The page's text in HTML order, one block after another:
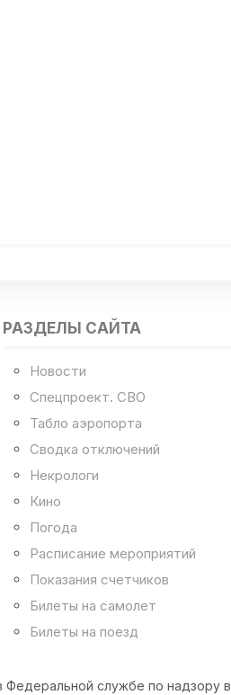
РАЗДЕЛЫ САЙТА
Новости
Спецпроект. СВО
Табло аэропорта
Сводка отключений
Некрологи
Кино
Погода
Расписание мероприятий
Показания счетчиков
Билеты на самолет
Билеты на поезд
Федеральной службе по надзору в